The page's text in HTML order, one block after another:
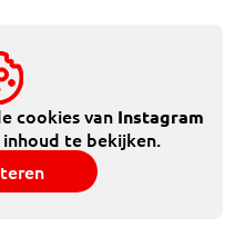
cookies van Instagram
te bekijken.